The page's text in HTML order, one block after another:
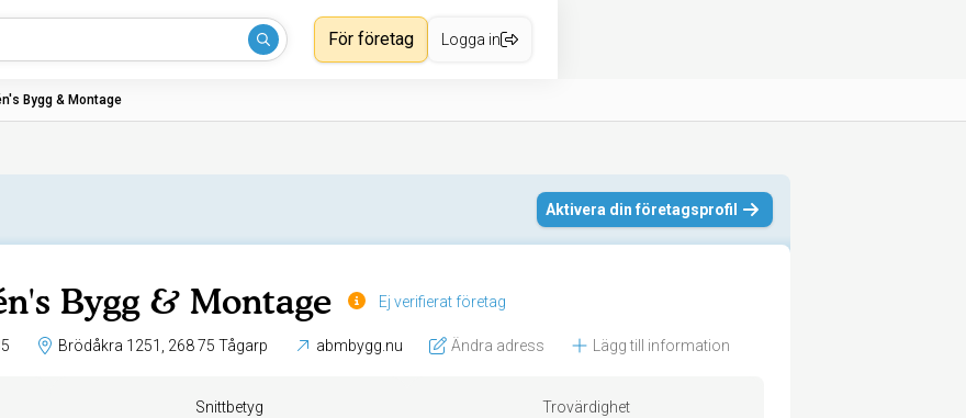
För företag Logga in
Bygg & Montage
Aktivera din företagsprofil
Bygg & Montage Ej verifierat företag
Brödåkra 1251, 268 75 Tågarp abmbygg.nu Ändra adress Lägg till information
Snittbetyg
Trovärdighet